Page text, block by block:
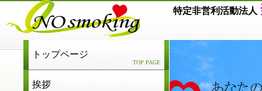
特定非営利活動法人
トップページ
TOP PAGE
禁煙ねット石川について
挨拶